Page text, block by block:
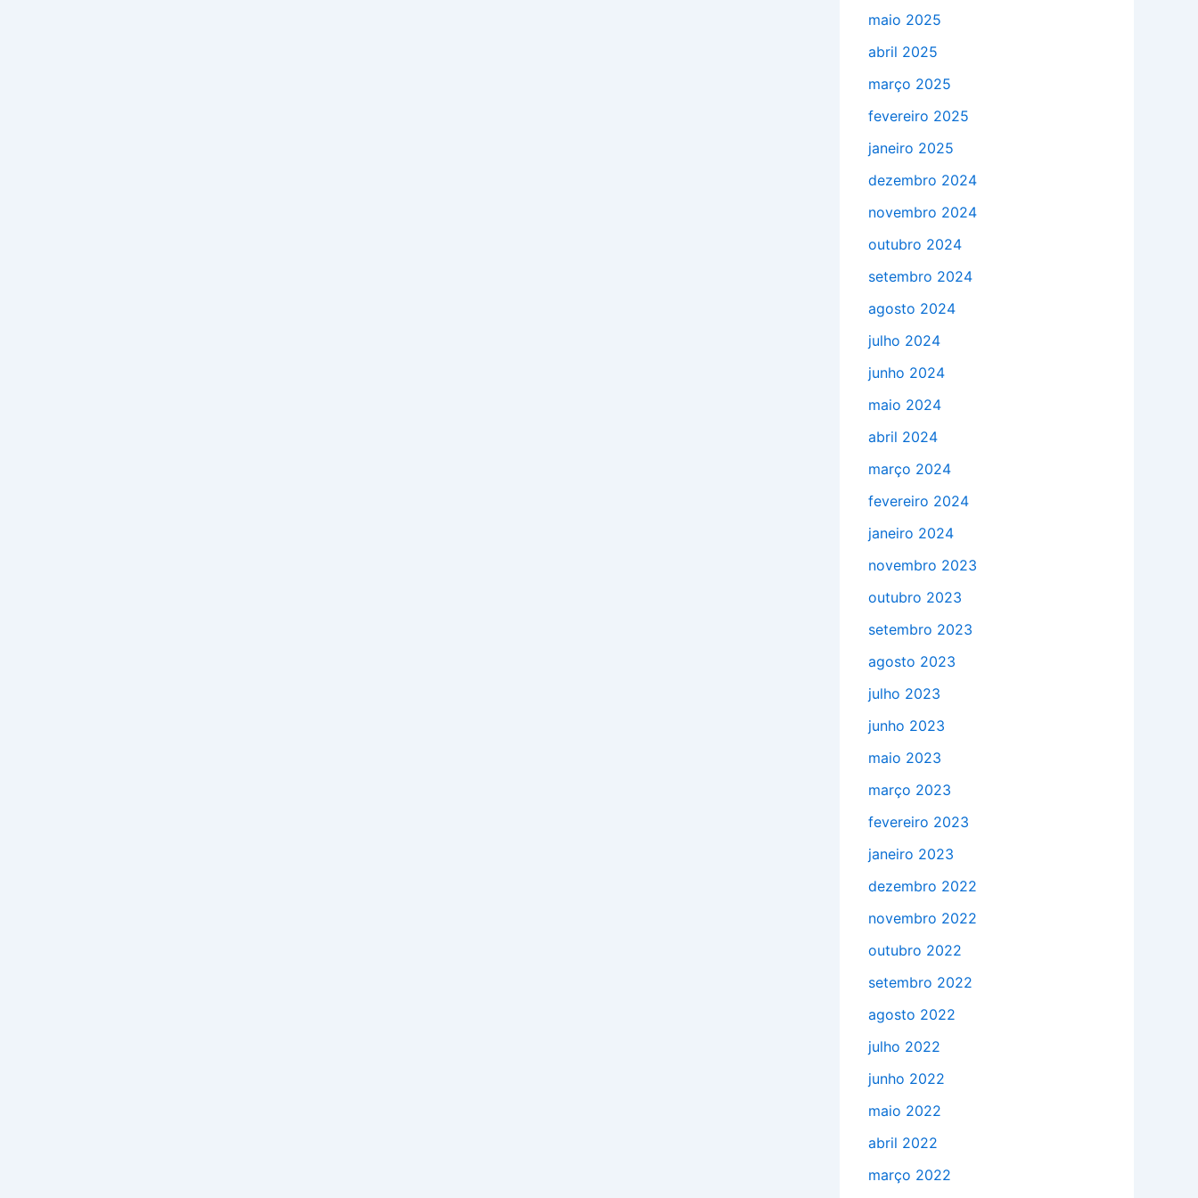
maio 2025
abril 2025
março 2025
fevereiro 2025
janeiro 2025
dezembro 2024
novembro 2024
outubro 2024
setembro 2024
agosto 2024
julho 2024
junho 2024
maio 2024
abril 2024
março 2024
fevereiro 2024
janeiro 2024
novembro 2023
outubro 2023
setembro 2023
agosto 2023
julho 2023
junho 2023
maio 2023
março 2023
fevereiro 2023
janeiro 2023
dezembro 2022
novembro 2022
outubro 2022
setembro 2022
agosto 2022
julho 2022
junho 2022
maio 2022
abril 2022
março 2022